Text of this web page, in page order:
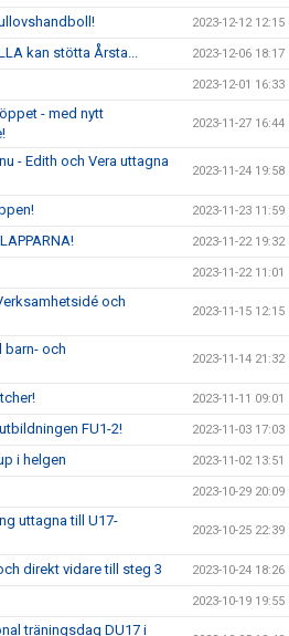
2023-12-12 12:15
kan stötta Årsta... 2023-12-06 18:17
2023-12-01 16:33
- med nytt
2023-11-27 16:44
- Edith och Vera uttagna
2023-11-24 19:58
2023-11-23 11:59
2023-11-22 19:32
2023-11-22 11:01
och
2023-11-15 12:15
barn- och
2023-11-14 21:32
2023-11-11 09:01
FU1-2! 2023-11-03 17:03
i helgen 2023-11-02 13:51
2023-10-29 20:09
uttagna till U17-
2023-10-25 22:39
direkt vidare till steg 3 2023-10-24 18:26
2023-10-19 19:55
träningsdag DU17 i